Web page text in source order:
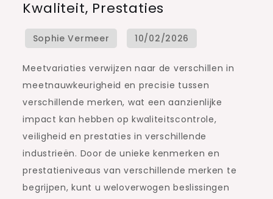
variaties
tussen
merken:
Prestaties
Kwaliteit, Prestaties
Meetvariaties verwijzen naar de verschillen in
meetnauwkeurigheid en precisie tussen
verschillende merken, wat een aanzienlijke
impact kan hebben op kwaliteitscontrole,
veiligheid en prestaties in verschillende
industrieën. Door de unieke kenmerken en
prestatieniveaus van verschillende merken te
begrijpen, kunt u weloverwogen beslissingen